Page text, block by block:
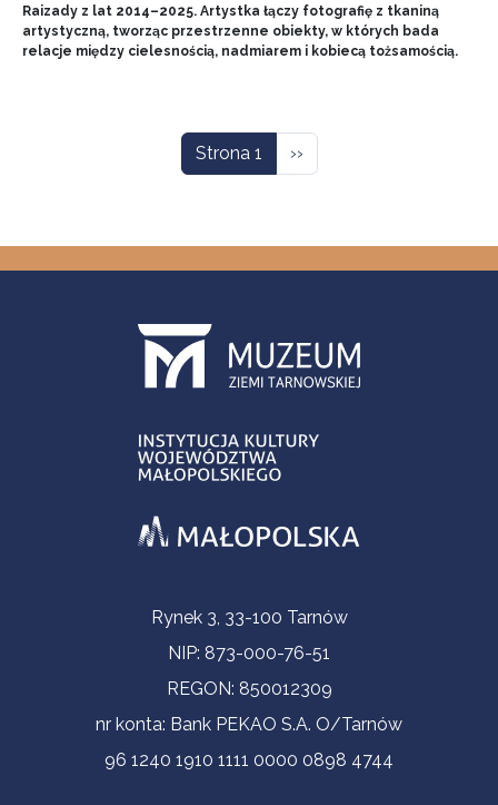
Raizady z lat 2014–2025. Artystka łączy fotografię z tkaniną
artystyczną, tworząc przestrzenne obiekty, w których bada
relacje między cielesnością, nadmiarem i kobiecą tożsamością.
Strona 1 Następna strona
››
Informacje kontaktoweRynek 3, 33-100 Tarnów
NIP: 873-000-76-51
REGON: 850012309
nr konta: Bank PEKAO S.A. O/Tarnów
96 1240 1910 1111 0000 0898 4744